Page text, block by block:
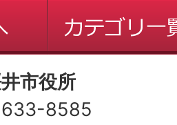
市役所
8585